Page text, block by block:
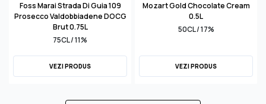
Foss Marai Strada Di Guia 109
Prosecco Valdobbiadene DOCG
Brut 0.75L
75CL / 11%
VEZI PRODUS
Mozart Gold Chocolate Cream
0.5L
50CL / 17%
VEZI PRODUS